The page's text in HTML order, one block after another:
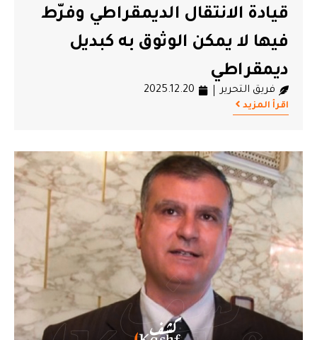
قيادة الانتقال الديمقراطي وفرّط
فيها لا يمكن الوثوق به كبديل
ديمقراطي
فريق التحرير 2025.12.20
اقرأ المزيد